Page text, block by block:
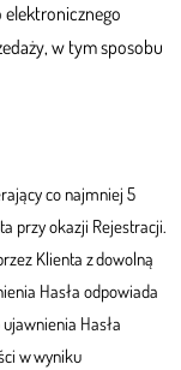
w tym sposobu
co najmniej 5
przy okazji Rejestracji.
Klienta z dowolną
Hasła odpowiada
Hasła
w wyniku